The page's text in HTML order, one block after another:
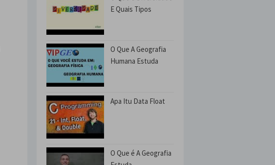
E Quais Tipos
O Que A Geografia
Humana Estuda
Apa Itu Data Float
O Que é A Geografia